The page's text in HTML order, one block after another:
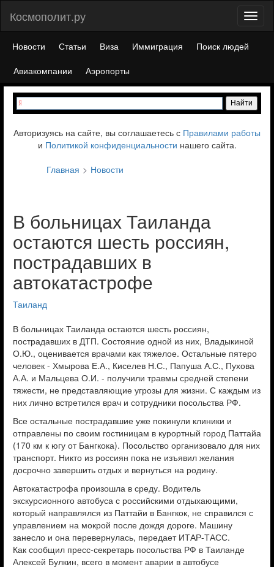
Космополит.ру
Новости Статьи Виза Иммиграция
Поиск людей
Авиакомпании
Аэропорты
Авторизуясь на сайте, вы соглашаетесь с Правилами работы
и Политикой конфиденциальности нашего сайта.
Главная
Новости
В больницах Таиланда
остаются шесть россиян,
пострадавших в
автокатастрофе
Таиланд
В больницах Таиланда остаются шесть россиян,
пострадавших в ДТП. Состояние одной из них, Владыкиной
О.Ю., оценивается врачами как тяжелое. Остальные пятеро
человек - Хмырова Е.А., Киселев Н.С., Папуша А.С., Пухова
А.А. и Мальцева О.И. - получили травмы средней степени
тяжести, не представляющие угрозы для жизни. С каждым из
них лично встретился врач и сотрудники посольства РФ.
Все остальные пострадавшие уже покинули клиники и
отправлены по своим гостиницам в курортный город Паттайа
(170 км к югу от Бангкока). Посольство организовало для них
транспорт. Никто из россиян пока не изъявил желания
досрочно завершить отдых и вернуться на родину.
Автокатастрофа произошла в среду. Водитель
экскурсионного автобуса с российскими отдыхающими,
который направлялся из Паттайи в Бангкок, не справился с
управлением на мокрой после дождя дороге. Машину
занесло и она перевернулась, передает ИТАР-ТАСС.
Как сообщил пресс-секретарь посольства РФ в Таиланде
Алексей Булкин, всего в момент аварии в автобусе